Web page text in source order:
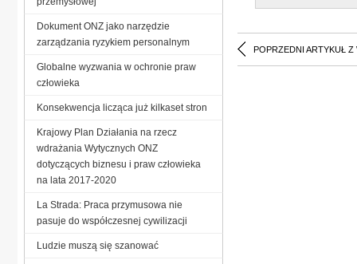
POPRZEDNI ARTYKUŁ Z
Dokument ONZ jako narzędzie
zarządzania ryzykiem personalnym
Globalne wyzwania w ochronie praw
człowieka
Konsekwencja licząca już kilkaset stron
Krajowy Plan Działania na rzecz
wdrażania Wytycznych ONZ
dotyczących biznesu i praw człowieka
na lata 2017-2020
La Strada: Praca przymusowa nie
pasuje do współczesnej cywilizacji
Ludzie muszą się szanować